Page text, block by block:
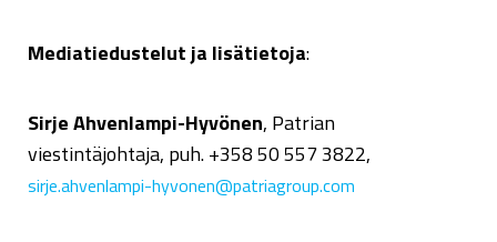
Mediatiedustelut ja lisätietoja:
Sirje Ahvenlampi-Hyvönen, Patrian
viestintäjohtaja, puh. +358 50 557 3822,
sirje.ahvenlampi-hyvonen@patriagroup.com